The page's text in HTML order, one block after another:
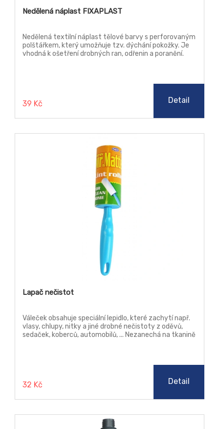
Nedělená náplast FIXAPLAST
Nedělená textilní náplast tělové barvy s perforovaným
polštářkem, který umožňuje tzv. dýchání pokožky. Je
vhodná k ošetření drobných ran, odřenin a poranění.
39 Kč Detail
Lapač nečistot
Váleček obsahuje speciální lepidlo, které zachytí např.
vlasy, chlupy, nitky a jiné drobné nečistoty z oděvů,
sedaček, koberců, automobilů, ... Nezanechá na tkanině
32 Kč Detail